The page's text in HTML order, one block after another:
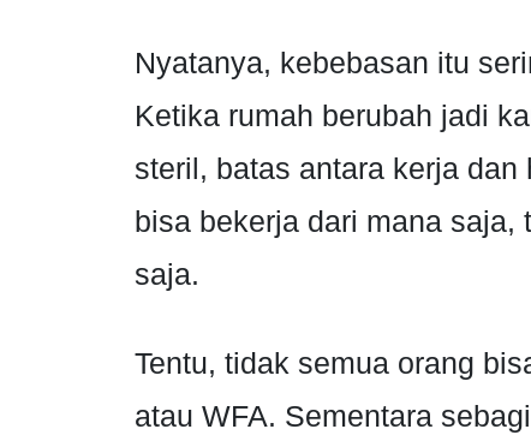
Nyatanya, kebebasan itu
Ketika rumah berubah jadi
steril, batas antara kerja
bisa bekerja dari mana saja,
saja.
Tentu, tidak semua orang
atau WFA. Sementara